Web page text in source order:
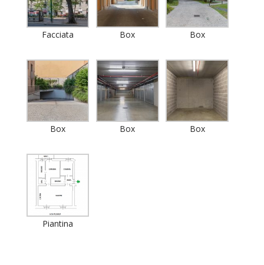
Facciata Box Box
Box Box Box
Piantina